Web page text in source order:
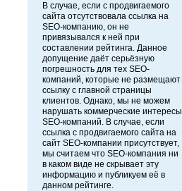
В случае, если с продвигаемого
сайта отсутствовала ссылка на
SEO-компанию, он не
привязывался к ней при
составлении рейтинга. Данное
допущение даёт серьёзную
погрешность для тех SEO-
компаний, которые не размещают
ссылку с главной страницы
клиентов. Однако, мы не можем
нарушать коммерческие интересы
SEO-компаний. В случае, если
ссылка с продвигаемого сайта на
сайт SEO-компании присутствует,
мы считаем что SEO-компания ни
в каком виде не скрывает эту
информацию и публикуем её в
данном рейтинге.